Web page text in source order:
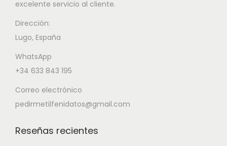
excelente servicio al cliente.
Dirección:
Lugo, España
WhatsApp
+34 633 843 195
Correo electrónico
pedirmetilfenidatos@gmail.com
Reseñas recientes